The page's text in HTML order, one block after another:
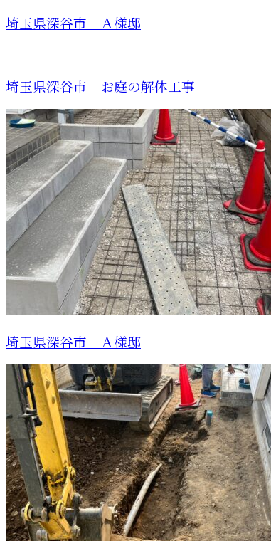
埼玉県深谷市 Ａ様邸
埼玉県深谷市 お庭の解体工事
埼玉県深谷市 Ａ様邸